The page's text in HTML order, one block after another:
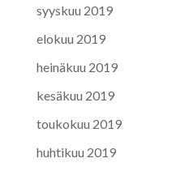
syyskuu 2019
elokuu 2019
heinäkuu 2019
kesäkuu 2019
toukokuu 2019
huhtikuu 2019